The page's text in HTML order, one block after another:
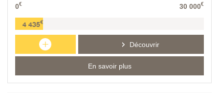
0€ 30 000€
4 435€
+ Découvrir
En savoir plus